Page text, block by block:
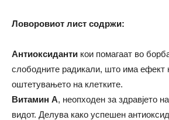
Ловоровиот лист содржи:
Антиоксиданти кои помагаат во
слободните радикали, што има
оштетувањето на клетките.
Витамин А, неопходен за здравјето
видот. Делува како успешен